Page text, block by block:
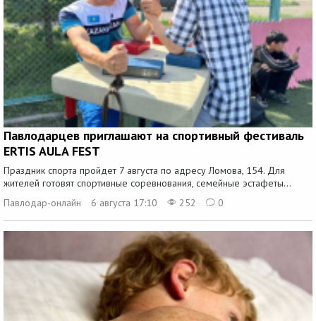
Павлодарцев приглашают на спортивный фестиваль
ERTIS AULA FEST
Праздник спорта пройдет 7 августа по адресу Ломова, 154. Для
жителей готовят спортивные соревнования, семейные эстафеты...
Павлодар-онлайн
6 августа 17:10 252 0